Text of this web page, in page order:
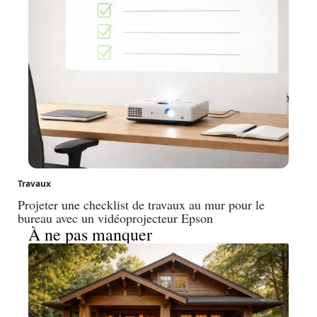
Travaux
Projeter une checklist de travaux au mur pour le
bureau avec un vidéoprojecteur Epson
À ne pas manquer